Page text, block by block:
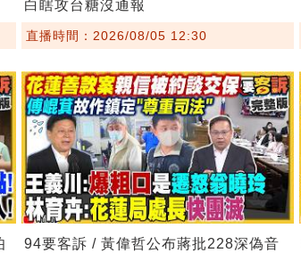
白瞎攻台糖沒通報
直播時間：2026/08/05 12:30
94要客訴 / 黃偉哲公布蔣批228深偽音